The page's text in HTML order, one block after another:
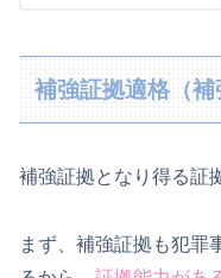
補強証拠適格（補
補強証拠となり得る証
まず、補強証拠も犯罪